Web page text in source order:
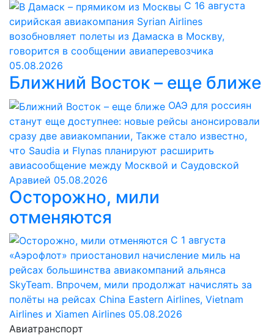
С 16 августа
сирийская авиакомпания Syrian Airlines
возобновляет полеты из Дамаска в Москву,
говорится в сообщении авиаперевозчика
05.08.2026
Ближний Восток – еще ближе
ОАЭ для россиян
станут еще доступнее: новые рейсы анонсировали
сразу две авиакомпании, Также стало известно,
что Saudia и Flynas планируют расширить
авиасообщение между Москвой и Саудовской
Аравией 05.08.2026
Осторожно, мили
отменяются
С 1 августа
«Аэрофлот» приостановил начисление миль на
рейсах большинства авиакомпаний альянса
SkyTeam. Впрочем, мили продолжат начислять за
полёты на рейсах China Eastern Airlines, Vietnam
Airlines и Xiamen Airlines 05.08.2026
Авиатранспорт